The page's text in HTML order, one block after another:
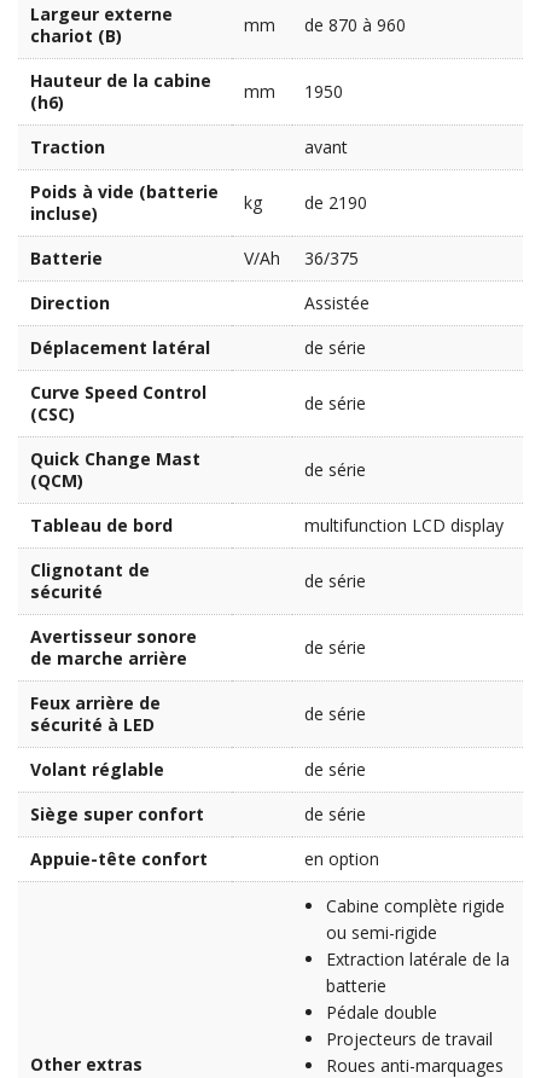
Largeur externe
chariot (B)
mm de 870 à 960
Hauteur de la cabine
(h6)
mm 1950
Traction
avant
Poids à vide (batterie
incluse)
kg de 2190
Batterie V/Ah
36/375
Direction
Assistée
Déplacement latéral
de série
Curve Speed Control
(CSC)
de série
Quick Change Mast
(QCM)
de série
Tableau de bord
multifunction LCD display
Clignotant de
sécurité
de série
Avertisseur sonore
de marche arrière
de série
Feux arrière de
sécurité à LED
de série
Volant réglable
de série
Siège super confort
de série
Appuie-tête confort
en option
Other extras
Cabine complète rigide
ou semi-rigide
Extraction latérale de la
batterie
Pédale double
Projecteurs de travail
Roues anti-marquages